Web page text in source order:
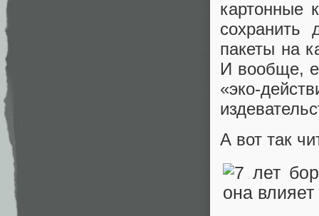
картонные
сохранить
пакеты на
И вообще,
«эко-
А вот так